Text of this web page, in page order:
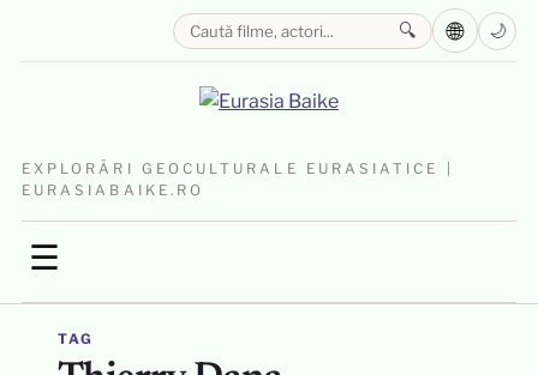
EXPLORĂRI GEOCULTURALE EURASIATICE |
EURASIABAIKE.RO
☰
🔍 🌐 🌙
TAG